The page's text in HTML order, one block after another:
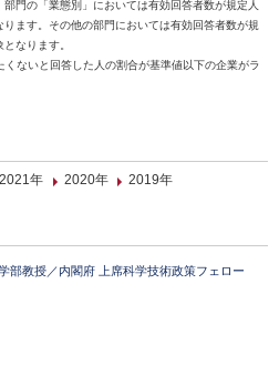
門の「業態別」においては有効回答者数が規定人
ます。その他の部門においては有効回答者数が規
なります。
ないと回答した人の割合が基準値以下の企業がラ
2021年 2020年 2019年
部教授／内閣府 上席科学技術政策フェロー